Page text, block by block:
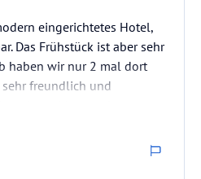
eingerichtetes Hotel,
Das Frühstück ist aber sehr
haben wir nur 2 mal dort
sehr freundlich und